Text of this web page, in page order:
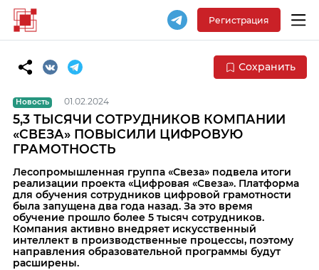
Регистрация
Сохранить
Новость 01.02.2024
5,3 ТЫСЯЧИ СОТРУДНИКОВ КОМПАНИИ
«СВЕЗА» ПОВЫСИЛИ ЦИФРОВУЮ
ГРАМОТНОСТЬ
Лесопромышленная группа «Свеза» подвела итоги
реализации проекта «Цифровая «Свеза». Платформа
для обучения сотрудников цифровой грамотности
была запущена два года назад. За это время
обучение прошло более 5 тысяч сотрудников.
Компания активно внедряет искусственный
интеллект в производственные процессы, поэтому
направления образовательной программы будут
расширены.